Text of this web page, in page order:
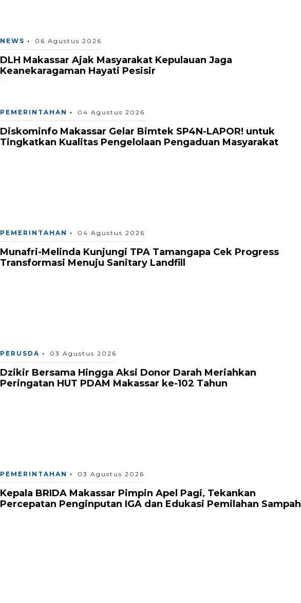
NEWS 06 Agustus 2026
DLH Makassar Ajak Masyarakat Kepulauan Jaga
Keanekaragaman Hayati Pesisir
PEMERINTAHAN 04 Agustus 2026
Diskominfo Makassar Gelar Bimtek SP4N-LAPOR! untuk
Tingkatkan Kualitas Pengelolaan Pengaduan Masyarakat
PEMERINTAHAN 04 Agustus 2026
Munafri-Melinda Kunjungi TPA Tamangapa Cek Progress
Transformasi Menuju Sanitary Landfill
PERUSDA 03 Agustus 2026
Dzikir Bersama Hingga Aksi Donor Darah Meriahkan
Peringatan HUT PDAM Makassar ke-102 Tahun
PEMERINTAHAN 03 Agustus 2026
Kepala BRIDA Makassar Pimpin Apel Pagi, Tekankan
Percepatan Penginputan IGA dan Edukasi Pemilahan Sampah